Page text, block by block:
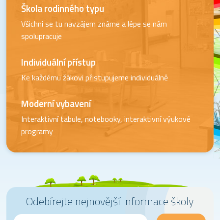
Škola rodinného typu
Všichni se tu navzájem známe a lépe se nám
spolupracuje
Individuální přístup
Ke každému žákovi přistupujeme individuálně
Moderní vybavení
Interaktivní tabule, notebooky, interaktivní výukové
programy
Odebírejte nejnovější informace školy